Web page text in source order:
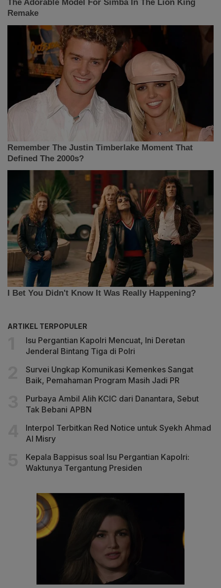
ARTIKEL TERPOPULER
Isu Pergantian Kapolri Mencuat, Ini Deretan
Jenderal Bintang Tiga di Polri
Survei Ungkap Komunikasi Kemenkes Sangat
Baik, Pemahaman Program Masih Jadi PR
Purbaya Ambil Alih KCIC dari Danantara, Sebut
Tak Bebani APBN
Interpol Terbitkan Red Notice untuk Syekh Ahmad
Al Misry
Kepala Bappisus soal Isu Pergantian Kapolri:
Waktunya Tergantung Presiden